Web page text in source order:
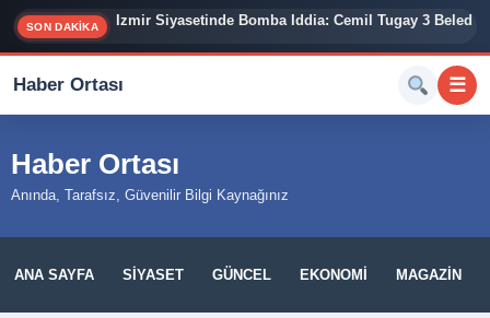
SON DAKİKA İzmir Siyasetinde Bomba İddia: Cemil Tugay 3
Haber Ortası ☰
Haber Ortası
Anında, Tarafsız, Güvenilir Bilgi Kaynağınız
ANA SAYFA SIYASET GÜNCEL EKONOMI MAGAZIN